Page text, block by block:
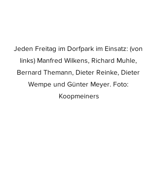
Jeden Freitag im Dorfpark im Einsatz: (von
links) Manfred Wilkens, Richard Muhle,
Bernard Themann, Dieter Reinke, Dieter
Wempe und Günter Meyer. Foto:
Koopmeiners